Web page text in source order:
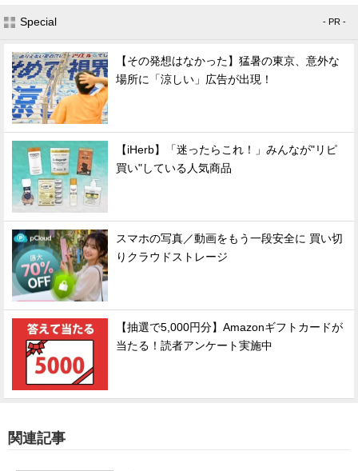
Special - PR -
【その発想はなかった】猛暑の東京、意外な
場所に「涼しい」広告が出現！
【iHerb】「迷ったらこれ！」みんなが"リピ
買い"している人気商品
スマホの写真／動画をもう一段安全に 買い切
りクラウドストレージ
【抽選で5,000円分】Amazonギフトカードが
当たる！読者アンケート実施中
関連記事